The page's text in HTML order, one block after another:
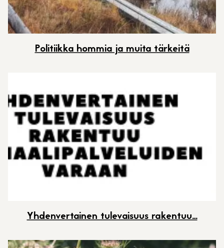
Politiikka hommia ja muita tärkeitä
Yhdenvertainen tulevaisuus rakentuu…